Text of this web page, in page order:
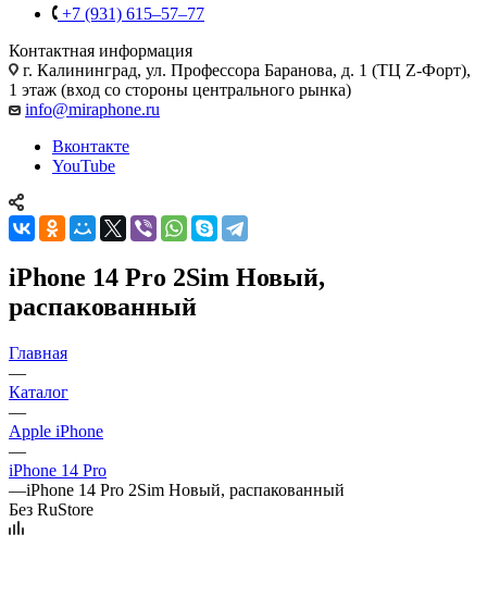
+7 (931) 615‒57‒77
Контактная информация
г. Калининград, ул. Профессора Баранова, д. 1 (ТЦ Z-Форт),
1 этаж (вход со стороны центрального рынка)
info@miraphone.ru
Вконтакте
YouTube
iPhone 14 Pro 2Sim Новый,
распакованный
Главная
—
Каталог
—
Apple iPhone
—
iPhone 14 Pro
—iPhone 14 Pro 2Sim Новый, распакованный
Без RuStore